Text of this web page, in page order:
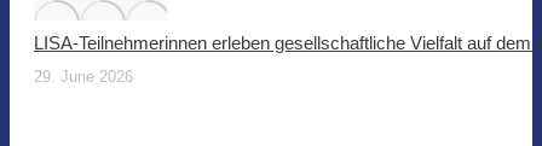
LISA-Teilnehmerinnen erleben gesellschaftliche Vielfalt auf dem
29. June 2026